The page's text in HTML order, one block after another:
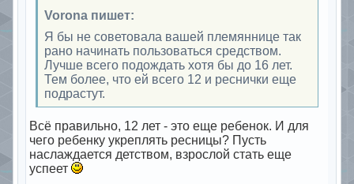
Vorona пишет:
Я бы не советовала вашей племяннице так
рано начинать пользоваться средством.
Лучше всего подождать хотя бы до 16 лет.
Тем более, что ей всего 12 и реснички еще
подрастут.
Всё правильно, 12 лет - это еще ребенок. И для
чего ребенку укреплять ресницы? Пусть
наслаждается детством, взрослой стать еще
успеет